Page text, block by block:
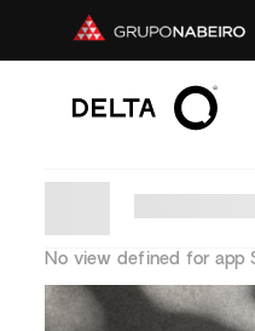
No view defined for app